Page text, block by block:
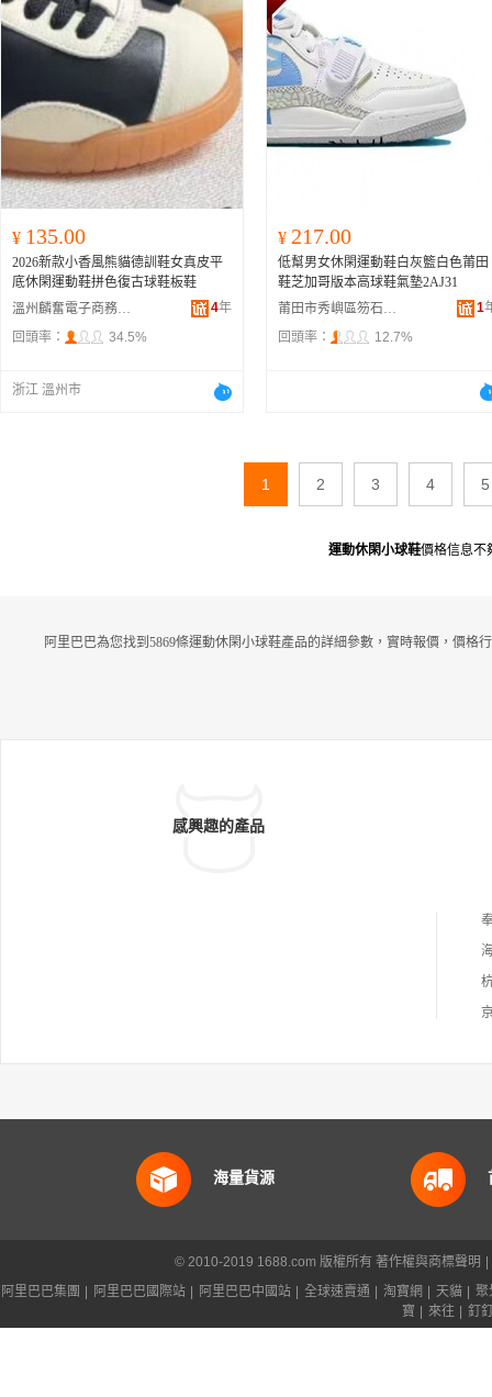
¥ 135.00
2026新款小香風熊貓德訓鞋女真皮平
底休閑運動鞋拼色復古球鞋板鞋
溫州麟奮電子商務有限公司
4年
回頭率：
34.5%
浙江 溫州市
¥ 217.00
低幫男女休閑運動鞋白灰籃白色莆田
鞋芝加哥版本高球鞋氣墊2AJ31
莆田市秀嶼區笏石龍祖服裝店
1
回頭率：
12.7%
1 2 3 4 5
運動休閑小球鞋價格信息不
阿里巴巴為您找到5869條運動休閑小球鞋產品的詳細參數，實時報價，價格
感興趣的產品
海量貨源
© 2010-2019 1688.com 版權所有 著作權與商標聲明
阿里巴巴集團
阿里巴巴國際站 阿里巴巴中國站 全球速賣通 淘寶網 天貓
聚
寶
來往 釘